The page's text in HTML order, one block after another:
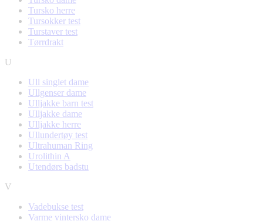
Tursko herre
Tursokker test
Turstaver test
Tørrdrakt
U
Ull singlet dame
Ullgenser dame
Ulljakke barn test
Ulljakke dame
Ulljakke herre
Ullundertøy test
Ultrahuman Ring
Urolithin A
Utendørs badstu
V
Vadebukse test
Varme vintersko dame